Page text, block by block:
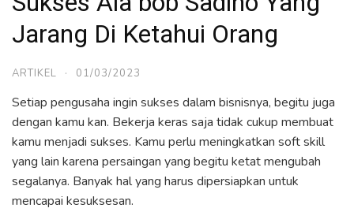
Jarang Di Ketahui Orang
ARTIKEL · 01/03/2023
Setiap pengusaha ingin sukses dalam bisnisnya, begitu juga
dengan kamu kan. Bekerja keras saja tidak cukup membuat
kamu menjadi sukses. Kamu perlu meningkatkan soft skill
yang lain karena persaingan yang begitu ketat mengubah
segalanya. Banyak hal yang harus dipersiapkan untuk
mencapai kesuksesan.